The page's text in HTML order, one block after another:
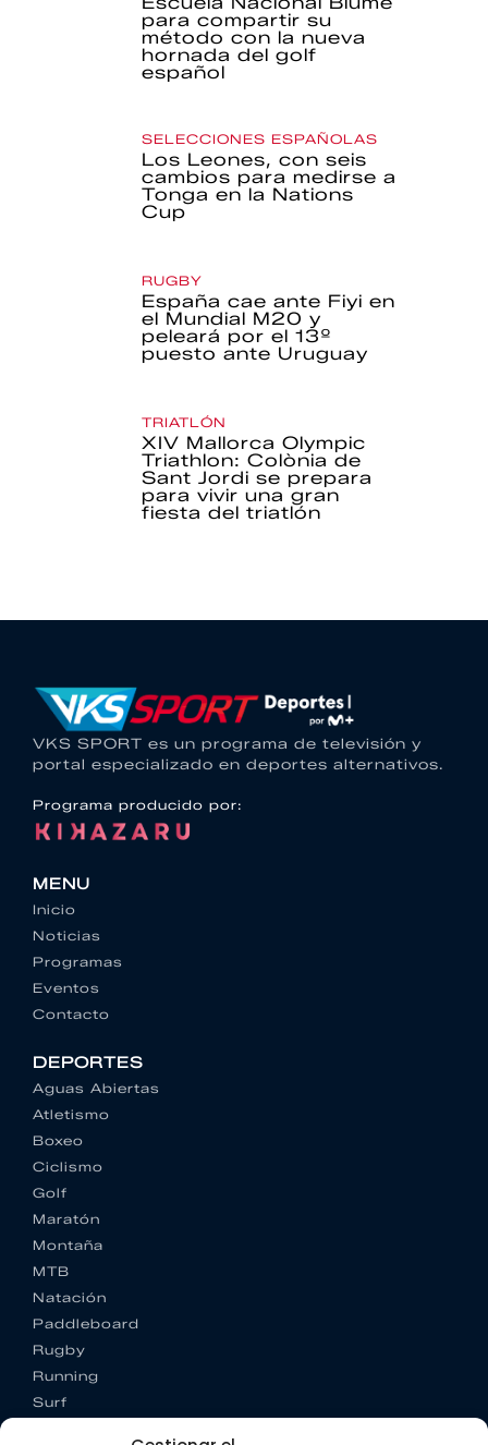
para compartir su
método con la nueva
hornada del golf
español
SELECCIONES ESPAÑOLAS
Los Leones, con seis
cambios para medirse a
Tonga en la Nations
Cup
RUGBY
España cae ante Fiyi en
el Mundial M20 y
peleará por el 13º
puesto ante Uruguay
TRIATLÓN
XIV Mallorca Olympic
Triathlon: Colònia de
Sant Jordi se prepara
para vivir una gran
fiesta del triatlón
VKS SPORT es un programa de televisión y
portal especializado en deportes alternativos.
Programa producido por:
MENU
Inicio
Noticias
Programas
Eventos
Contacto
DEPORTES
Aguas Abiertas
Atletismo
Boxeo
Ciclismo
Golf
Maratón
Montaña
MTB
Natación
Paddleboard
Rugby
Running
Surf